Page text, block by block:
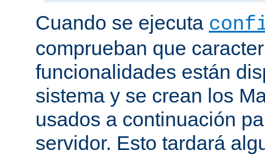
Cuando se ejecuta
comprueban que
funcionalidades están
sistema y se crean los
usados a continuación
servidor. Esto tardará